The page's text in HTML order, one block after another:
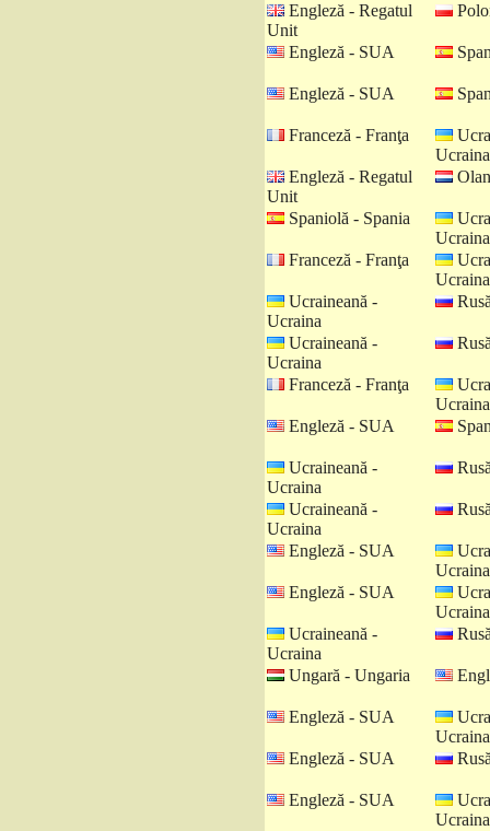
Engleză - Regatul
Unit
Engleză - SUA
Engleză - SUA
Franceză - Franţa
Ucraina
Engleză - Regatul
Unit
Spaniolă - Spania
Ucraina
Franceză - Franţa
Ucraina
Ucraineană -
Ucraina
Ucraineană -
Ucraina
Franceză - Franţa
Ucraina
Engleză - SUA
Ucraineană -
Ucraina
Ucraineană -
Ucraina
Engleză - SUA
Ucraina
Engleză - SUA
Ucraina
Ucraineană -
Ucraina
Ungară - Ungaria
Engleză - SUA
Ucraina
Engleză - SUA
Engleză - SUA
Ucraina